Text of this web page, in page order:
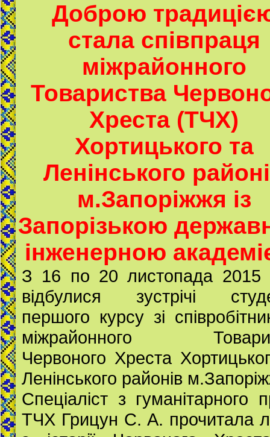
Доброю
стала співпраця
міжрайонного
Товариства
Хреста (ТЧХ)
Хортицького та
Ленінського
м.Запоріжжя із
Запорізькою
інженерною
З 16 по 20 листопада 2015
відбулися зустрічі
першого курсу зі
міжрайонного
Червоного Хреста
Ленінського районів
Спеціаліст з гуманітарного
ТЧХ Грицун С. А. прочитала